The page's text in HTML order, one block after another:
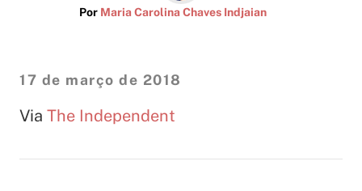
Por Maria Carolina Chaves Indjaian
17 de março de 2018
Via The Independent